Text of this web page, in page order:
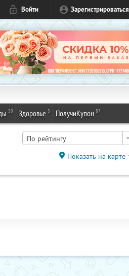
Войти Зарегистрироваться
50 Здоровье 3 ПолучиКупон 87
По рейтингу
Показать на карте